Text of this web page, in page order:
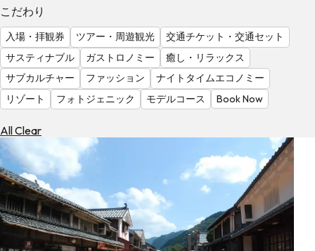
調
べ
る
天
気
を
見
る
こだわり
入場・拝観券 ツアー・周遊観光
交通チケット・交通セット
サスティナブル
ガストロノミー
癒し・リラックス
サブカルチャー
ファッション
ナイトタイムエコノミー
リゾート
フォトジェニック モデルコース Book Now
All Clear